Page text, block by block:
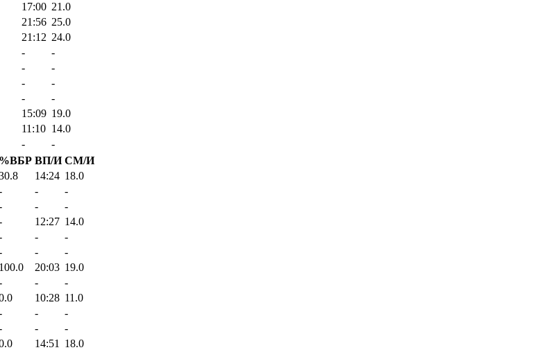
17:00 21.0
21:56 25.0
21:12 24.0
-
-
-
-
-
-
-
-
15:09 19.0
11:10 14.0
-
-
%ВБР ВП/И СМ/И
14:24 18.0
-
-
-
-
12:27 14.0
-
-
-
-
100.0 20:03 19.0
-
-
10:28 11.0
-
-
-
-
14:51 18.0